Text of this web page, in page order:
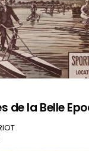
de la Belle